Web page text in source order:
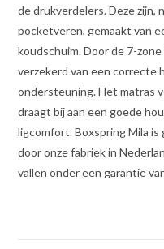
de drukverdelers. Deze zijn,
pocketveren, gemaakt van
koudschuim. Door de 7-
verzekerd van een correcte
ondersteuning. Het matras
draagt bij aan een goede
ligcomfort. Boxspring Mila
door onze fabriek in
vallen onder een garantie